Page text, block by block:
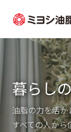
暮らし
油脂の力を活か
すべての人か